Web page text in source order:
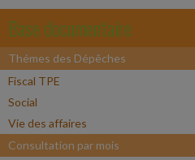
Base documentaire
Thémes des Dépêches
Fiscal TPE
Social
Vie des affaires
Consultation par mois